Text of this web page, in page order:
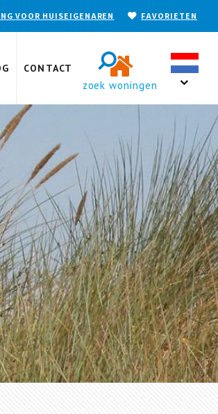
VOOR HUISEIGENAREN FAVORIETEN
CONTACT
zoek woningen